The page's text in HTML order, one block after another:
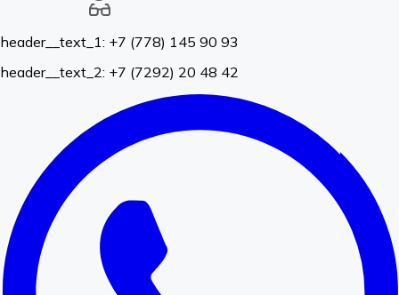
header__text_1: +7 (778) 145 90 93
header__text_2: +7 (7292) 20 48 42